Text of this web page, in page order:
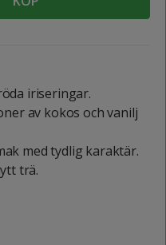
iriseringar.
av kokos och vanilj
med tydlig karaktär.
trä.